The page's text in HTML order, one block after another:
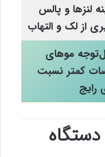
لنزها و پالس
از لک و التهاب
موهای
کمتر نسبت
رایج